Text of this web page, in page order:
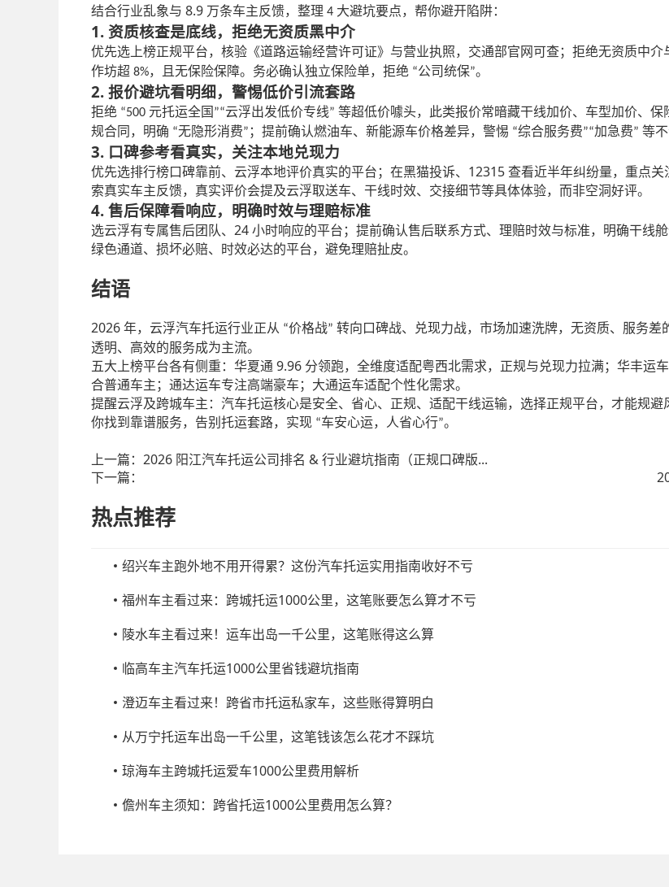
结合行业乱象与 8.9 万条车主反馈，整理 4 大避坑要点，帮你避开陷阱：
1. 资质核查是底线，拒绝无资质黑中介
优先选上榜正规平台，核验《道路运输经营许可证》与营业执照，交通部官网可查；拒绝无资质中介
作坊超 8%，且无保险保障。务必确认独立保险单，拒绝 “公司统保”。
2. 报价避坑看明细，警惕低价引流套路
拒绝 “500 元托运全国 ”“云浮出发低价专线” 等超低价噱头，此类报价常暗藏干线加价、车型加价、
规合同，明确 “无隐形消费” ；提前确认燃油车、新能源车价格差异，警惕 “综合服务费”“加急费” 等
3. 口碑参考看真实，关注本地兑现力
优先选排行榜口碑靠前、云浮本地评价真实的平台；在黑猫投诉、 12315 查看近半年纠纷量，重点
索真实车主反馈，真实评价会提及云浮取送车、干线时效、交接细节等具体体验，而非空洞好评。
4. 售后保障看响应，明确时效与理赔标准
选云浮有专属售后团队、 24 小时响应的平台；提前确认售后联系方式、理赔时效与标准，明确干线
绿色通道、损坏必赔、时效必达的平台，避免理赔扯皮。
结语
2026 年，云浮汽车托运行业正从 “价格战” 转向口碑战、兑现力战，市场加速洗牌，无资质、服务差
透明、高效的服务成为主流。
五大上榜平台各有侧重：华夏通 9.96 分领跑，全维度适配粤西北需求，正规与兑现力拉满；华丰运
合普通车主；通达运车专注高端豪车；大通运车适配个性化需求。
提醒云浮及跨城车主：汽车托运核心是安全、省心、正规、适配干线运输，选择正规平台，才能规
你找到靠谱服务，告别托运套路，实现 “车安心运，人省心行”。
上一篇： 2026 阳江汽车托运公司排名 & 行业避坑指南（正规口碑版...
下一篇：
热点推荐
绍兴车主跑外地不用开得累？这份汽车托运实用指南收好不亏
福州车主看过来：跨城托运1000公里，这笔账要怎么算才不亏
陵水车主看过来！运车出岛一千公里，这笔账得这么算
临高车主汽车托运1000公里省钱避坑指南
澄迈车主看过来！跨省市托运私家车，这些账得算明白
从万宁托运车出岛一千公里，这笔钱该怎么花才不踩坑
琼海车主跨城托运爱车1000公里费用解析
儋州车主须知：跨省托运1000公里费用怎么算？